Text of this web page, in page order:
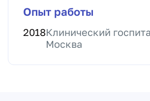
Опыт работы
2018Клинический
Москва